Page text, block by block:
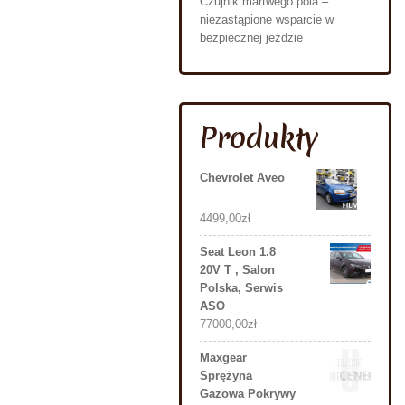
niezastąpione wsparcie w
bezpiecznej jeździe
Produkty
Chevrolet Aveo
4499,00zł
Seat Leon 1.8
20V T , Salon
Polska, Serwis
ASO
77000,00zł
Maxgear
Sprężyna
Gazowa Pokrywy